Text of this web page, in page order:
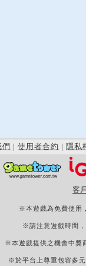
們 | 使用者合約 | 隱私
客
※本遊戲為免費使用
※請注意遊戲時間，
※本遊戲提供之機會中獎
※於平台上尊重包容多元